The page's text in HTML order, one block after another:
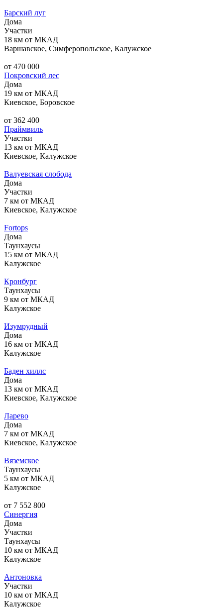
Барский луг
Дома
Участки
18 км от МКАД
Варшавское, Симферопольское, Калужское
от 470 000
Покровский лес
Дома
19 км от МКАД
Киевское, Боровское
от 362 400
Праймвиль
Участки
13 км от МКАД
Киевское, Калужское
Валуевская слобода
Дома
Участки
7 км от МКАД
Киевское, Калужское
Fortops
Дома
Таунхаусы
15 км от МКАД
Калужское
Кронбург
Таунхаусы
9 км от МКАД
Калужское
Изумрудный
Дома
16 км от МКАД
Калужское
Баден хиллс
Дома
13 км от МКАД
Киевское, Калужское
Ларево
Дома
7 км от МКАД
Киевское, Калужское
Вяземское
Таунхаусы
5 км от МКАД
Калужское
от 7 552 800
Синергия
Дома
Участки
Таунхаусы
10 км от МКАД
Калужское
Антоновка
Участки
10 км от МКАД
Калужское